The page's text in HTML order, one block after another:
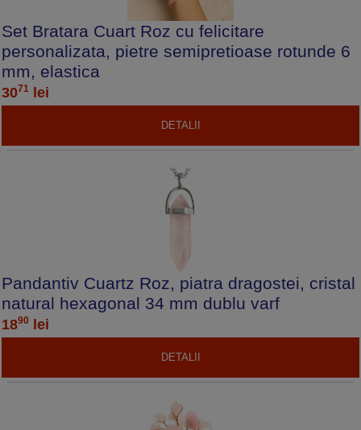
Set Bratara Cuart Roz cu felicitare
personalizata, pietre semipretioase rotunde 6
mm, elastica
3071 lei
DETALII
Pandantiv Cuartz Roz, piatra dragostei, cristal
natural hexagonal 34 mm dublu varf
1890 lei
DETALII